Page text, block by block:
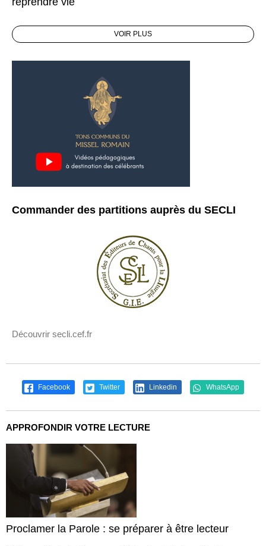
VOIR PLUS
Commander des partitions auprès du SECLI
Découvrir secli.cef.fr
Facebook Twitter Linkedin WhatsApp
APPROFONDIR VOTRE LECTURE
Proclamer la Parole : se préparer à être lecteur